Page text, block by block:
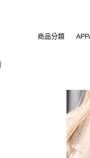
商品分類